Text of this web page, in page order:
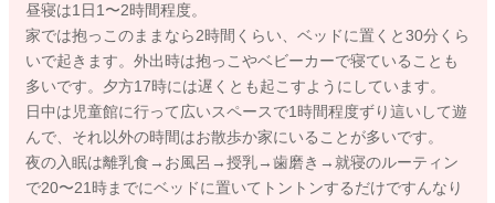
昼寝は1日1〜2時間程度。
家では抱っこのままなら2時間くらい、ベッドに置くと30分くら
いで起きます。外出時は抱っこやベビーカーで寝ていることも
多いです。夕方17時には遅くとも起こすようにしています。
日中は児童館に行って広いスペースで1時間程度ずり這いして遊
んで、それ以外の時間はお散歩か家にいることが多いです。
夜の入眠は離乳食→お風呂→授乳→歯磨き→就寝のルーティン
で20〜21時までにベッドに置いてトントンするだけですんなり